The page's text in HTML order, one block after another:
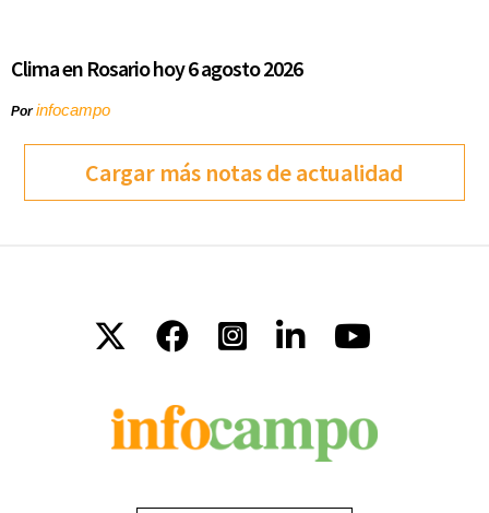
Clima en Rosario hoy 6 agosto 2026
Porinfocampo
Cargar más notas de actualidad